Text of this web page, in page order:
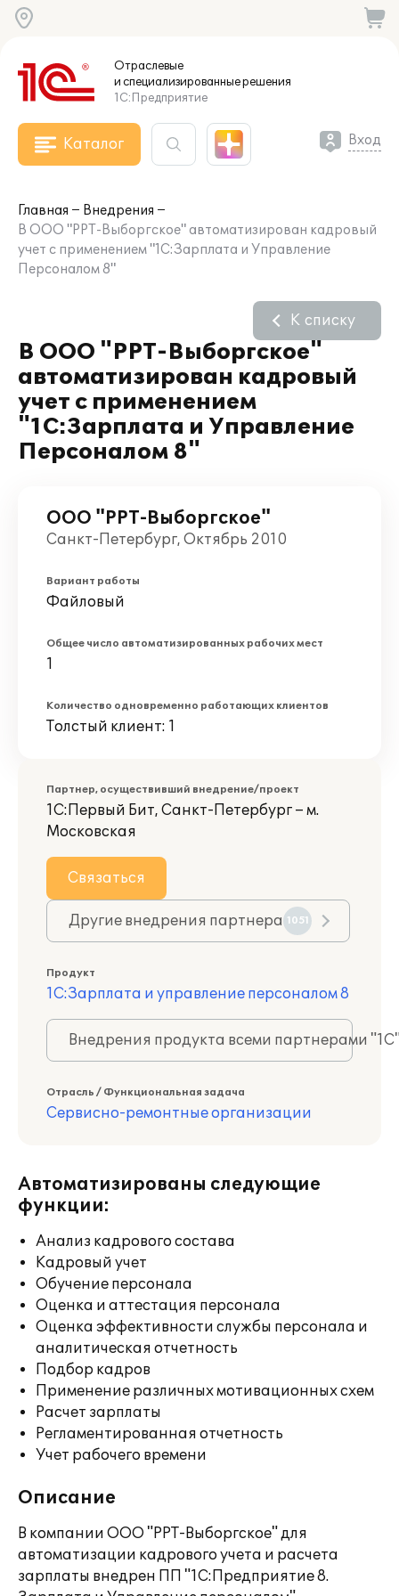
Отраслевые
и специализированныерешения
1С:Предприятие
Каталог Вход
Главная
Внедрения
В ООО "РРТ-Выборгское" автоматизирован кадровый
учет с применением "1С:Зарплата и Управление
Персоналом 8"
В ООО "РРТ-Выборгское"
автоматизирован кадровый
учет с применением
"1С:Зарплата и Управление
Персоналом 8"
К списку
ООО "РРТ-Выборгское"
Санкт-Петербург, Октябрь 2010
Вариант работы
Файловый
Общее число автоматизированных рабочих мест
1
Количество одновременно работающих клиентов
Толстый клиент: 1
Партнер, осуществивший внедрение/проект
1С:Первый Бит, Санкт-Петербург – м.
Московская
Связаться
Другие внедрения партнера 1051
Продукт
1С:Зарплата и управление персоналом 8
Внедрения продукта всеми партнерами
Отрасль / Функциональная задача
Сервисно-ремонтные организации
Автоматизированы следующие
функции:
Анализ кадрового состава
Кадровый учет
Обучение персонала
Оценка и аттестация персонала
Оценка эффективности службы персонала и
аналитическая отчетность
Подбор кадров
Применение различных мотивационных схем
Расчет зарплаты
Регламентированная отчетность
Учет рабочего времени
Описание
В компании ООО "РРТ-Выборгское" для
автоматизации кадрового учета и расчета
зарплаты внедрен ПП "1С:Предприятие 8.